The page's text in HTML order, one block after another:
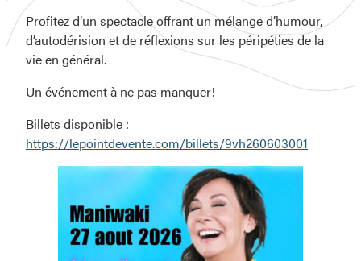
Profitez d’un spectacle offrant un mélange d’humour,
d’autodérision et de réflexions sur les péripéties de la
vie en général.
Un événement à ne pas manquer!
Billets disponible :
https://lepointdevente.com/billets/9vh260603001